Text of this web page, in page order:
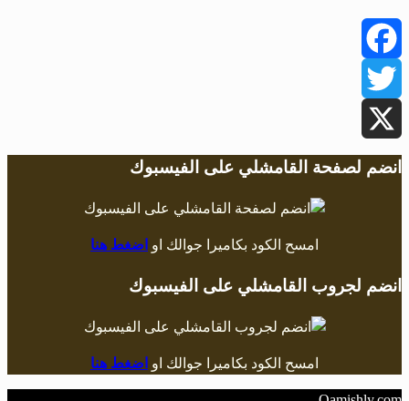
Facebook
Twitter
X
انضم لصفحة القامشلي على الفيسبوك
امسح الكود بكاميرا جوالك او اضغط هنا
انضم لجروب القامشلي على الفيسبوك
امسح الكود بكاميرا جوالك او اضغط هنا